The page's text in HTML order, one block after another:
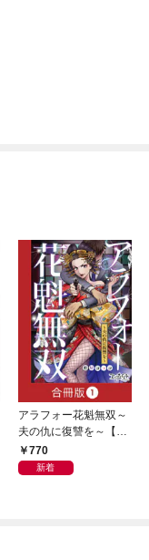
アラフォー花魁無双～
夫の仇に復讐を～【合
冊版】（1）
770
新着